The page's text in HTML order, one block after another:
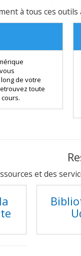
à tous ces
de votre
toute
et des
et